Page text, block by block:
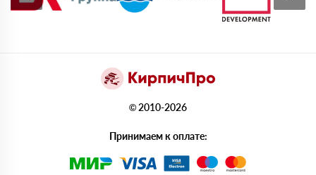
© 2010-2026
Принимаем к оплате: